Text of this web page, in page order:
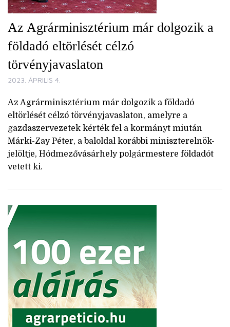
Az Agrárminisztérium már dolgozik a
földadó eltörlését célzó
törvényjavaslaton
2023. ÁPRILIS 4.
Az Agrárminisztérium már dolgozik a földadó
eltörlését célzó törvényjavaslaton, amelyre a
gazdaszervezetek kérték fel a kormányt miután
Márki-Zay Péter, a baloldal korábbi miniszterelnök-
jelöltje, Hódmezővásárhely polgármestere földadót
vetett ki.